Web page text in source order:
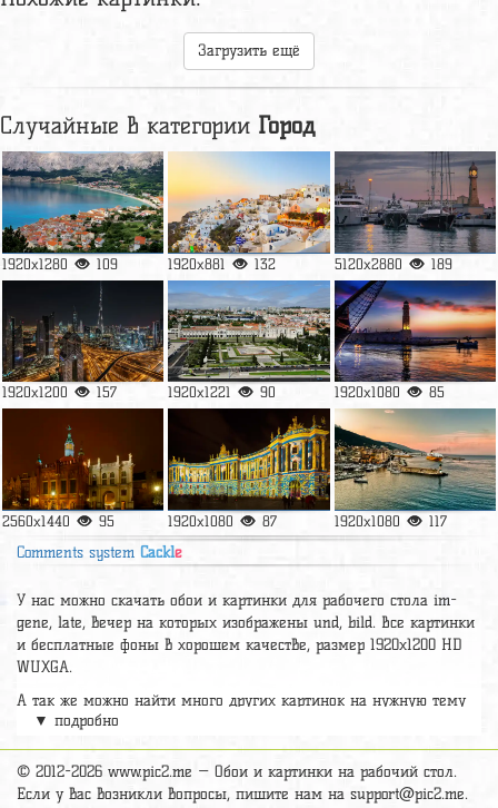
Загрузить ещё
Случайные в категории Город
1920x1280 109 1920x881 132 5120x2880 189
1920x1200 157 1920x1221 90 1920x1080 85
2560x1440 95 1920x1080 87 1920x1080 117
Comments system Cackle
У нас можно скачать обои и картинки для рабочего стола im-
gene, late, вечер на которых изображены und, bild. Все картинки
и бесплатные фоны в хорошем качестве, размер 1920x1200 HD
WUXGA.
А так же можно найти много других картинок на нужную тему
разделобои Город
количество красивых широкоформатных картинок, фото и обоев
хорошего hd качества бесплатно и на телефон.
▼ подробно
© 2012-2026 www.pic2.me — Обои и картинки на рабочий стол.
Если у вас возникли вопросы, пишите нам на support@pic2.me.